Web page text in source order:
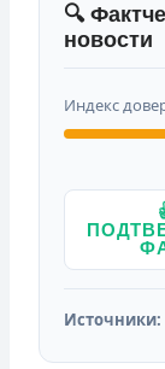
🔍
новости
Индекс
Источники: